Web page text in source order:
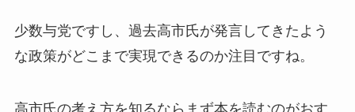
少数与党ですし、過去高市氏が発言してきたよう
な政策がどこまで実現できるのか注目ですね。